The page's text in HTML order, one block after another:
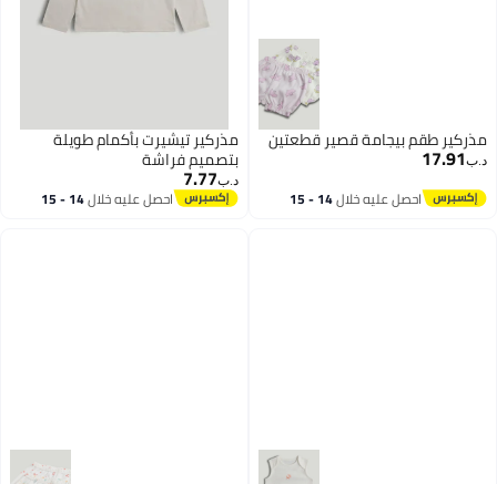
مذركير طقم بيجامة قصير قطعتين
د.ب‏17.91
احصل عليه خلال 14 - 15
مذركير تيشيرت بأكمام طويلة
بتصميم فراشة
د.ب‏7.77
احصل عليه خلال 14 - 15